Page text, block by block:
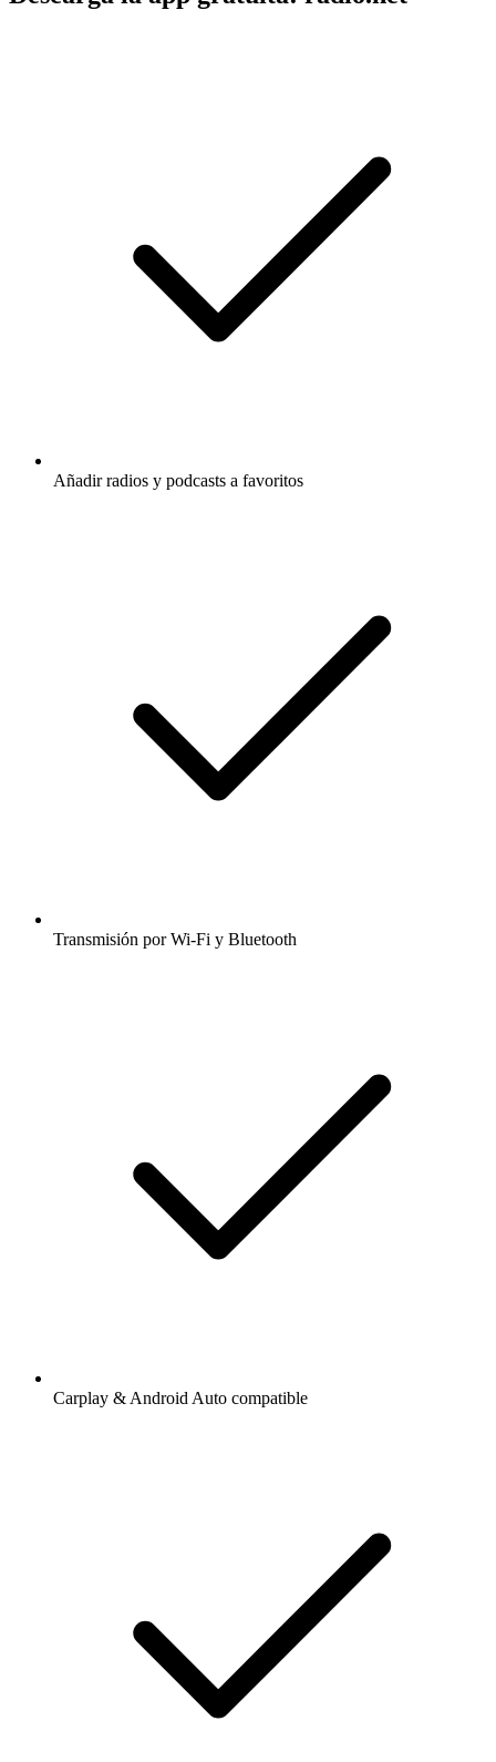
Añadir radios y podcasts a favoritos
Transmisión por Wi-Fi y Bluetooth
Carplay & Android Auto compatible